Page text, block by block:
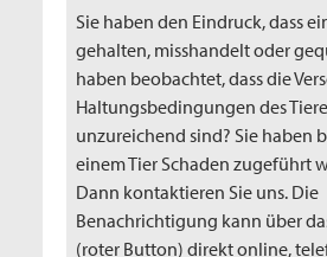
Sie haben den Eindruck, dass
gehalten, misshandelt oder
haben beobachtet, dass die
Haltungsbedingungen des
unzureichend sind? Sie haben
einem Tier Schaden zugeführt
Dann kontaktieren Sie uns. Die
Benachrichtigung kann über
(roter Button) direkt online,